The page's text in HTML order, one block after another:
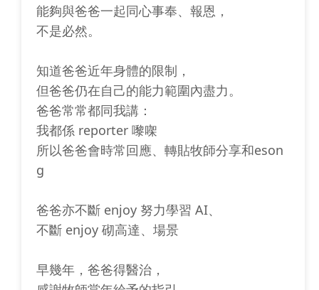
能夠與爸爸一起同心事奉、報恩，
不是必然。
知道爸爸近年身體的限制，
但爸爸仍在自己的能力範圍內盡力。
爸爸常常都同我講：
我都係 reporter 嚟㗎
所以爸爸會時常回應、轉貼牧師分享和eson
g
爸爸亦不斷 enjoy 努力學習 AI、
不斷 enjoy 砌高達、場景
早幾年，爸爸得醫治，